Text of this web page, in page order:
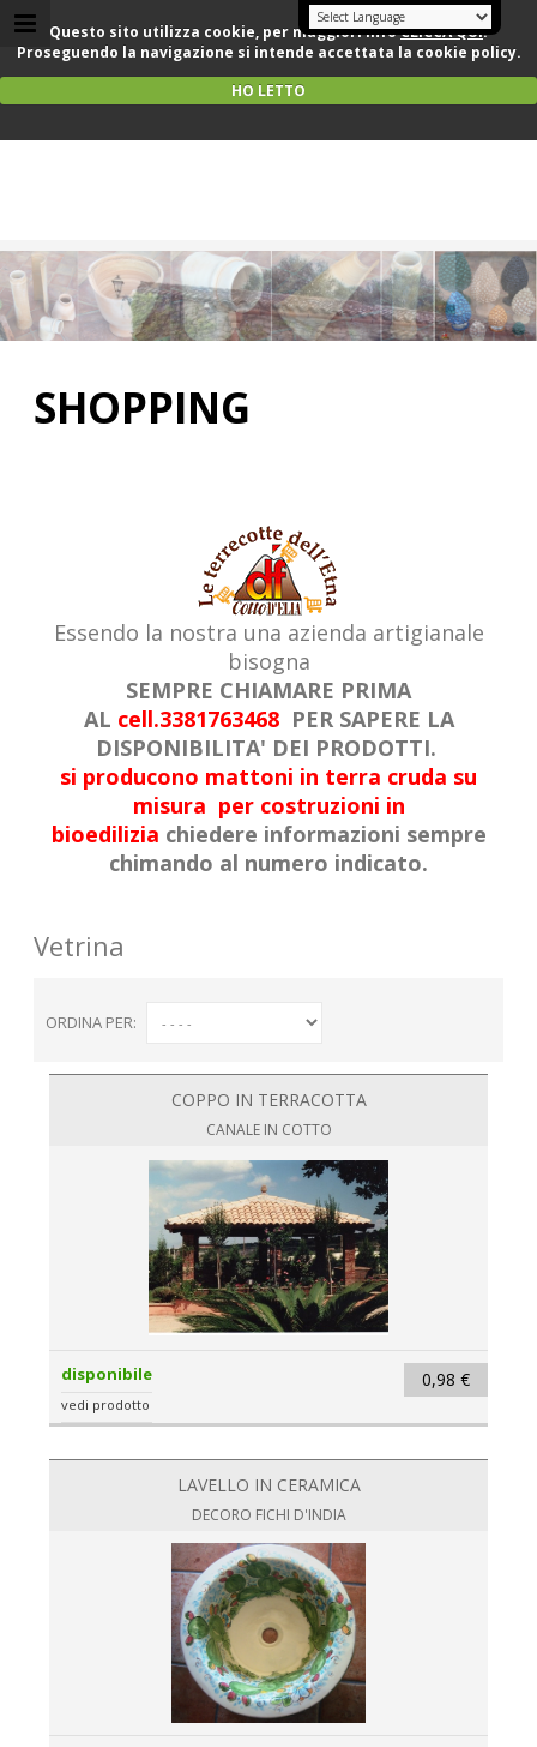
Questo sito utilizza cookie, per maggiori infoCLICCA QUI.
Proseguendo la navigazione si intende accettata la cookie policy.
HO LETTO
SHOPPING
Essendo la nostra una azienda artigianale
bisogna
SEMPRE CHIAMARE PRIMA
AL cell.3381763468 PER SAPERE LA
DISPONIBILITA' DEI PRODOTTI.
si producono mattoni in terra cruda su
misura per costruzioni in
bioedilizia chiedere informazioni sempre
chimando al numero indicato.
Vetrina
ORDINA PER:
COPPO IN TERRACOTTA
CANALE IN COTTO
0,98 €
disponibile
vedi prodotto
LAVELLO IN CERAMICA
DECORO FICHI D'INDIA